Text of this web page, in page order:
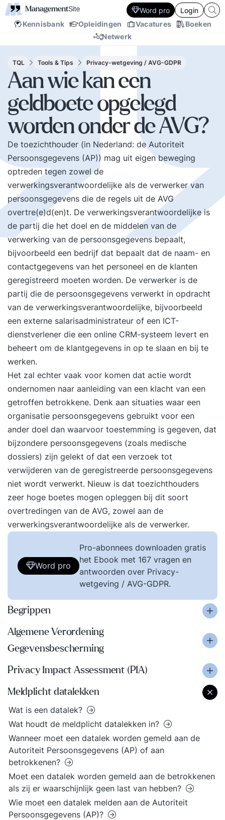
Kennisbank Opleidingen Vacatures
Boeken
Netwerk
Word pro Login
TQL Tools & Tips Privacy-wetgeving / AVG-GDPR
Aan wie kan een
geldboete opgelegd
worden onder de AVG?
De toezichthouder (in Nederland: de Autoriteit
Persoonsgegevens (AP)) mag uit eigen beweging
optreden tegen zowel de
verwerkingsverantwoordelijke als de verwerker van
persoonsgegevens die de regels uit de AVG
overtre(e)d(en)t. De verwerkingsverantwoordelijke is
de partij die het doel en de middelen van de
verwerking van de persoonsgegevens bepaalt,
bijvoorbeeld een bedrijf dat bepaalt dat de naam- en
contactgegevens van het personeel en de klanten
geregistreerd moeten worden. De verwerker is de
partij die de persoonsgegevens verwerkt in opdracht
van de verwerkingsverantwoordelijke, bijvoorbeeld
een externe salarisadministrateur of een ICT-
dienstverlener die een online CRM-systeem levert en
beheert om de klantgegevens in op te slaan en bij te
werken.
Het zal echter vaak voor komen dat actie wordt
ondernomen naar aanleiding van een klacht van een
getroffen betrokkene. Denk aan situaties waar een
organisatie persoonsgegevens gebruikt voor een
ander doel dan waarvoor toestemming is gegeven, dat
bijzondere persoonsgegevens (zoals medische
dossiers) zijn gelekt of dat een verzoek tot
verwijderen van de geregistreerde persoonsgegevens
niet wordt verwerkt. Nieuw is dat toezichthouders
zeer hoge boetes mogen opleggen bij dit soort
overtredingen van de AVG, zowel aan de
verwerkingsverantwoordelijke als de verwerker.
Word pro
Pro-abonnees downloaden gratis
het Ebook met 167 vragen en
antwoorden over Privacy-
wetgeving / AVG-GDPR.
Begrippen
Algemene Verordening
Gegevensbescherming
Privacy Impact Assessment (PIA)
Meldplicht datalekken
Wat is een datalek?
Wat houdt de meldplicht datalekken in?
Wanneer moet een datalek worden gemeld aan de
Autoriteit Persoonsgegevens (AP) of aan
betrokkenen?
Moet een datalek worden gemeld aan de betrokkenen
als zij er waarschijnlijk geen last van hebben?
Wie moet een datalek melden aan de Autoriteit
Persoonsgegevens (AP)?